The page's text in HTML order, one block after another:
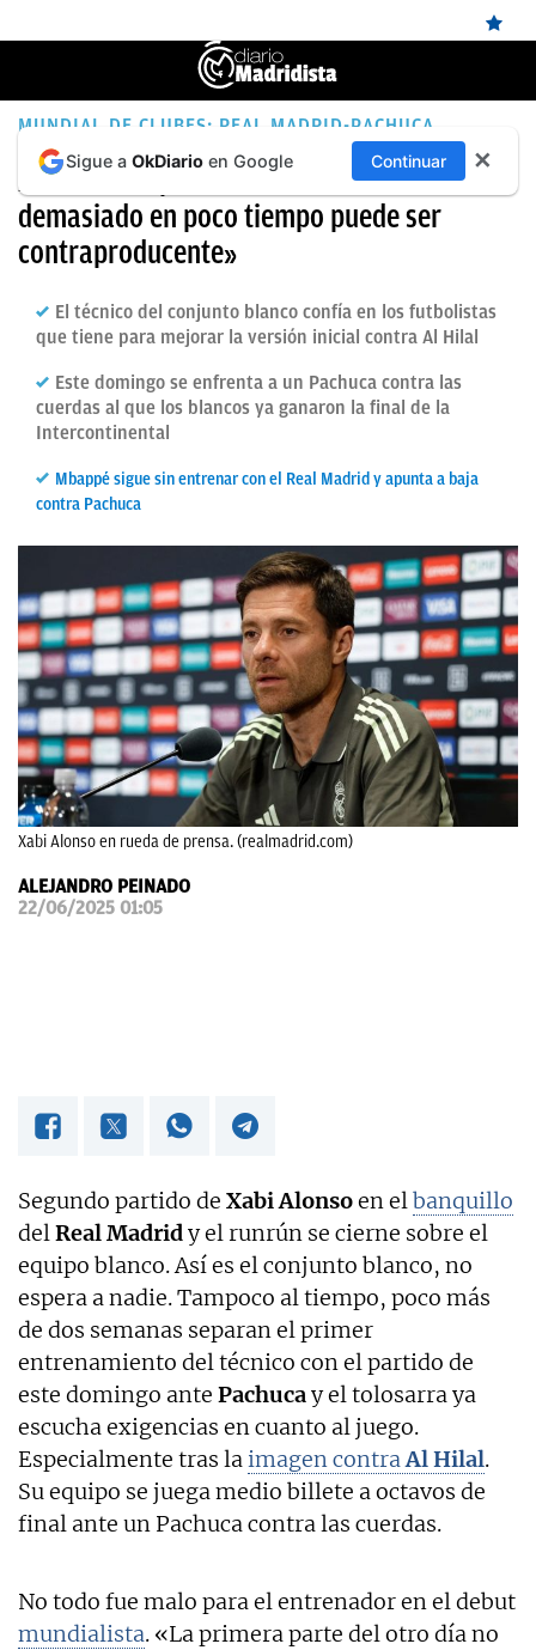
ÚLTIMAS
NOTICIAS
REAL
MADRID
CANTERA
FICHAJES
DIRECTO
FEMENINO
MUNDIAL DE CLUBES: REAL MADRID-PACHUCA
Xabi Alonso pide calma: «Querer hacer
demasiado en poco tiempo puede ser
contraproducente»
El técnico del conjunto blanco confía en los futbolistas
que tiene para mejorar la versión inicial contra Al Hilal
Este domingo se enfrenta a un Pachuca contra las
cuerdas al que los blancos ya ganaron la final de la
Intercontinental
Mbappé sigue sin entrenar con el Real Madrid y apunta a baja
contra Pachuca
Xabi Alonso en rueda de prensa. (realmadrid.com)
ALEJANDRO PEINADO
22/06/2025 01:05
Segundo partido de Xabi Alonsoen elbanquillo
delReal Madridy el runrún se cierne sobre el
equipo blanco. Así es el conjunto blanco, no
espera a nadie. Tampoco al tiempo, poco más
de dos semanas separan el primer
entrenamiento del técnico con el partido de
este domingo ante Pachucay el tolosarra ya
escucha exigencias en cuanto al juego.
Especialmente tras laimagen contraAl Hilal.
Su equipo se juega medio billete a octavos de
final ante un Pachuca contra las cuerdas.
No todo fue malo para el entrenador en el debut
mundialista. «La primera parte del otro día no
Sigue a OkDiario en Google Continuar ✕